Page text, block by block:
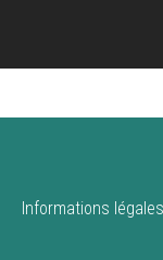
Informations légales